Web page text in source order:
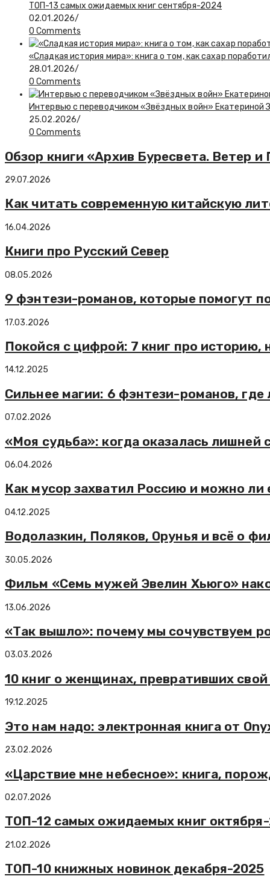
ТОП-13 самых ожидаемых книг сентября-2024
02.01.2026/
0 Comments
«Сладкая история мира»: книга о том, как сахар
28.01.2026/
0 Comments
Интервью с переводчиком «Звёздных войн» Екатериной
25.02.2026/
0 Comments
Обзор книги «Архив Буресвета. Ветер
29.07.2026
Как читать современную китайскую
16.04.2026
Книги про Русский Север
08.05.2026
9 фэнтези-романов, которые помогут
17.03.2026
Покойся с цифрой: 7 книг про историю,
14.12.2025
Сильнее магии: 6 фэнтези-романов,
07.02.2026
«Моя судьба»: когда оказалась лишней
06.04.2026
Как мусор захватил Россию и можно ли
04.12.2025
Водолазкин, Поляков, Орунья и всё о
30.05.2026
Фильм «Семь мужей Эвелин Хьюго»
13.06.2026
«Так вышло»: почему мы сочувствуем
03.03.2026
10 книг о женщинах, превративших
19.12.2025
Это нам надо: электронная книга от
23.02.2026
«Царствие мне небесное»: книга,
02.07.2026
ТОП-12 самых ожидаемых книг
21.02.2026
ТОП-10 книжных новинок декабря-2025